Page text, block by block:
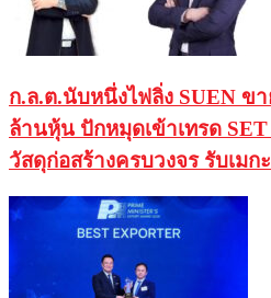
ก.ล.ต.นับหนึ่งไฟลิ่ง SUEN ข
ล้านหุ้น ปักหมุดเข้าเทรด
วัสดุก่อสร้างครบวงจร รับเมก